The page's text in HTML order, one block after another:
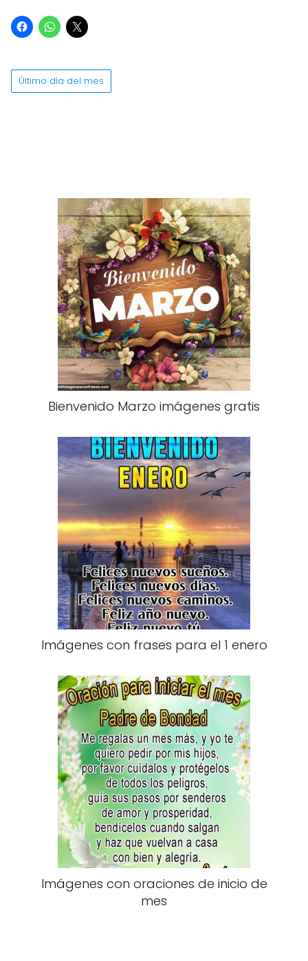
Último día del mes
Bienvenido Marzo imágenes gratis
Imágenes con frases para el 1 enero
Imágenes con oraciones de inicio de
mes